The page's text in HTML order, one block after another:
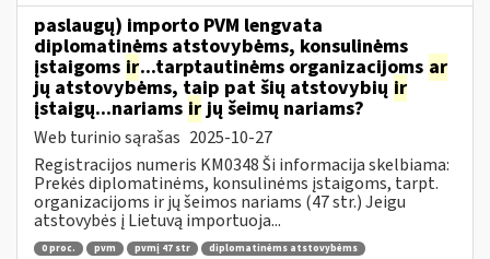
paslaugų) importo PVM lengvata
diplomatinėms atstovybėms, konsulinėms
įstaigoms ir...tarptautinėms organizacijoms ar
jų atstovybėms, taip pat šių atstovybių ir
įstaigų...nariams irjų šeimų nariams?
Web turinio sąrašas 2025-10-27
Registracijos numeris KM0348 Ši informacija skelbiama:
Prekės diplomatinėms, konsulinėms įstaigoms, tarpt.
organizacijoms ir jų šeimos nariams (47 str.) Jeigu
atstovybės į Lietuvą importuoja...
0 proc. pvm pvmį 47 str
diplomatinėms atstovybėms